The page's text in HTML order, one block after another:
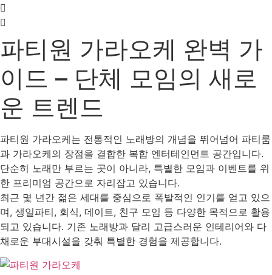
파티원 가라오케 완벽 가
이드 – 단체 모임의 새로
운 트렌드
파티원 가라오케는 전통적인 노래방의 개념을 뛰어넘어 파티룸
과 가라오케의 장점을 결합한 복합 엔터테인먼트 공간입니다.
단순히 노래만 부르는 곳이 아니라, 특별한 모임과 이벤트를 위
한 프리미엄 공간으로 자리잡고 있습니다.
최근 몇 년간 젊은 세대를 중심으로 폭발적인 인기를 얻고 있으
며, 생일파티, 회식, 데이트, 친구 모임 등 다양한 목적으로 활용
되고 있습니다. 기존 노래방과 달리 고급스러운 인테리어와 다
채로운 부대시설을 갖춰 특별한 경험을 제공합니다.